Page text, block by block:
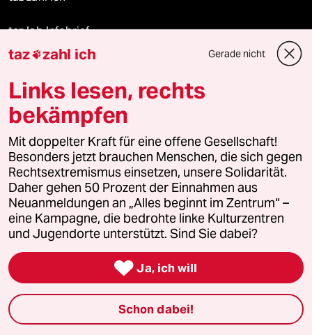
taz lab Infobrief
Veranstaltungen
Demnächst
Vor Ort
Live im Stream
Vergangene
taz lab 2027
taz zahl ich Gerade nicht
Links lesen, rechts
bekämpfen
Mit doppelter Kraft für eine offene Gesellschaft!
Besonders jetzt brauchen Menschen, die sich gegen
Rechtsextremismus einsetzen, unsere Solidarität.
Daher gehen 50 Prozent der Einnahmen aus
Neuanmeldungen an „Alles beginnt im Zentrum“ –
eine Kampagne, die bedrohte linke Kulturzentren
und Jugendorte unterstützt. Sind Sie dabei?
 Ja, ich will
Schon dabei!